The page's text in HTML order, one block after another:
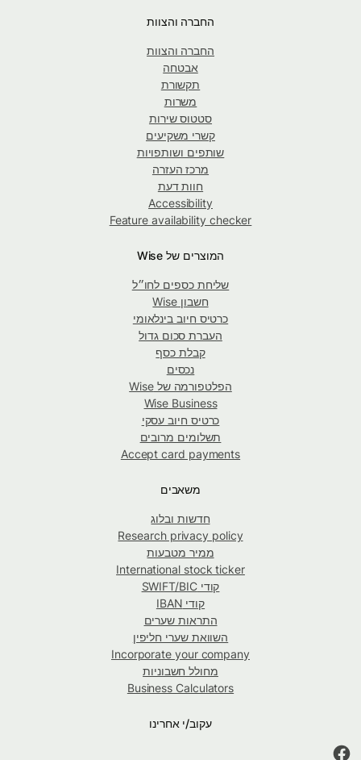
החברה והצוות
החברה והצוות
אבטחה
תקשורת
משרות
סטטוס שירות
קשרי משקיעים
שותפים ושותפויות
מרכז העזרה
חוות דעת
Accessibility
Feature availability checker
המוצרים של Wise
שליחת כספים לחו״ל
חשבון Wise
כרטיס חיוב בינלאומי
העברת סכום גדול
קבלת כסף
נכסים
הפלטפורמה של Wise
Wise Business
כרטיס חיוב עסקי
תשלומים מרובים
Accept card payments
משאבים
חדשות ובלוג
Research privacy policy
ממיר מטבעות
International stock ticker
קודי SWIFT/BIC
קודי IBAN
התראות שערים
השוואת שערי חליפין
Incorporate your company
מחולל חשבוניות
Business Calculators
עקוב/י אחרינו